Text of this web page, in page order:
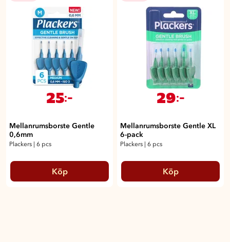
25:-
Mellanrumsborste Gentle
0,6mm
Plackers 6 pcs
Köp
29:-
Mellanrumsborste Gentle XL
6-pack
Plackers 6 pcs
Köp